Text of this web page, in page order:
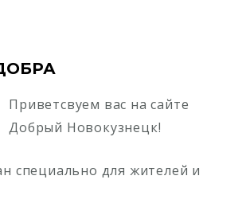
Приветсвуем вас на сайте
Добрый Новокузнецк!
специально для жителей и